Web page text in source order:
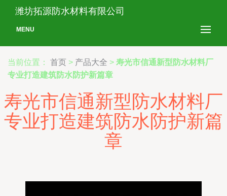
潍坊拓源防水材料有限公司
MENU
当前位置： 首页 > 产品大全 > 寿光市信通新型防水材料厂
专业打造建筑防水防护新篇章
寿光市信通新型防水材料厂
专业打造建筑防水防护新篇
章